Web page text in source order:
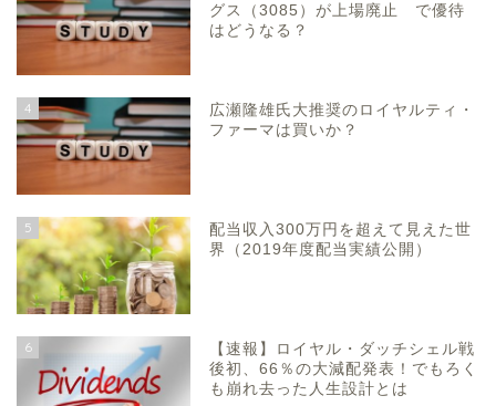
グス（3085）が上場廃止 で優待
はどうなる？
4
広瀬隆雄氏大推奨のロイヤルティ・
ファーマは買いか？
5
配当収入300万円を超えて見えた世
界（2019年度配当実績公開）
6
【速報】ロイヤル・ダッチシェル戦
後初、66％の大減配発表！でもろく
も崩れ去った人生設計とは